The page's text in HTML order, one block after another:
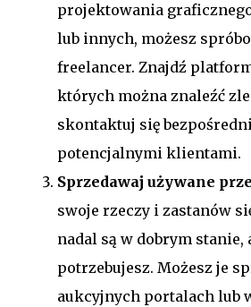
projektowania
lub innych, możesz
freelancer. Znajdź
których można znaleźć
skontaktuj się
potencjalnymi klientami.
Sprzedawaj używane
swoje rzeczy i zastanów
nadal są w dobrym stanie,
potrzebujesz. Możesz je
aukcyjnych portalach lub